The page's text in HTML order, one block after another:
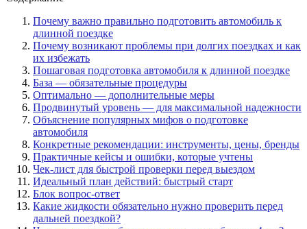
Почему важно правильно подготовить автомобиль к
длинной поездке
Почему возникают проблемы при долгих поездках и как
их избежать
Пошаговая подготовка автомобиля к длинной поездке
База — обязательные процедуры
Оптимально — дополнительные меры
Продвинутый уровень — для максимальной надежности
Объяснение популярных мифов о подготовке
автомобиля
Конкретные рекомендации: инструменты, цены, бренды
Практичные кейсы и ошибки, которые учтены
Чек-лист для быстрой проверки перед выездом
Идеальный план действий: быстрый старт
Блок вопрос-ответ
Какие жидкости обязательно нужно проверить перед
дальней поездкой?